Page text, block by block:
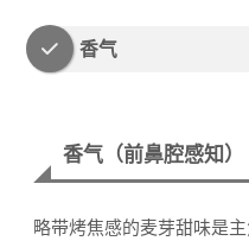
香气
香气（前鼻腔感知）
略带烤焦感的麦芽甜味是